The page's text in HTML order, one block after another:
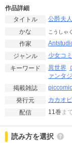
作品詳細
タイトル
公爵夫
かな
こうしゃ
作家
ジャンル 少女コ
キーワード
異世界
ァンタ
掲載雑誌
発行元
カカオ
配信
11巻 ま
読み方を選択